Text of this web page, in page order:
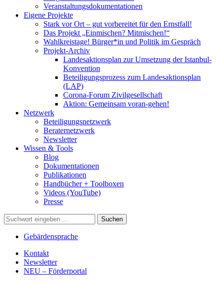
Veranstaltungsdokumentationen
Eigene Projekte
Stark vor Ort – gut vorbereitet für den Ernstfall!
Das Projekt „Einmischen? Mitmischen!“
Wahlkreistage! Bürger*in und Politik im Gespräch
Projekt-Archiv
Landesaktionsplan zur Umsetzung der Istanbul-
Konvention
Beteiligungsprozess zum Landesaktionsplan
(LAP)
Corona-Forum Zivilgesellschaft
Aktion: Gemeinsam voran-gehen!
Netzwerk
Beteiligungsnetzwerk
Beraternetzwerk
Newsletter
Wissen & Tools
Blog
Dokumentationen
Publikationen
Handbücher + Toolboxen
Videos (YouTube)
Presse
Suche
Gebärdensprache
Kontakt
Newsletter
NEU – Förderportal